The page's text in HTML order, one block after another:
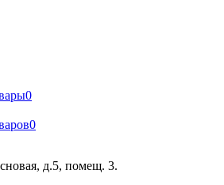
0
0
д.5, помещ. 3.